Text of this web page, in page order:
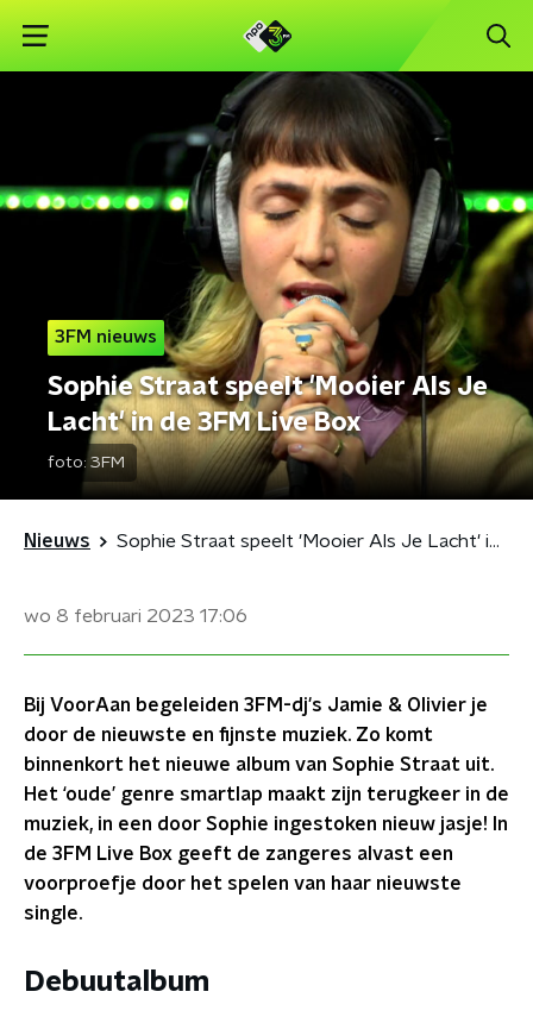
3FM nieuws
Sophie Straat speelt 'Mooier Als Je
Lacht' in de 3FM Live Box
foto: 3FM
Nieuws Sophie Straat speelt 'Mooier Als Je Lacht' in de 3FM Live Box
wo 8 februari 2023 17:06
Bij VoorAan begeleiden 3FM-dj's Jamie & Olivier je
door de nieuwste en fijnste muziek. Zo komt
binnenkort het nieuwe album van Sophie Straat uit.
Het ‘oude’ genre smartlap maakt zijn terugkeer in de
muziek, in een door Sophie ingestoken nieuw jasje! In
de 3FM Live Box geeft de zangeres alvast een
voorproefje door het spelen van haar nieuwste
single.
Debuutalbum